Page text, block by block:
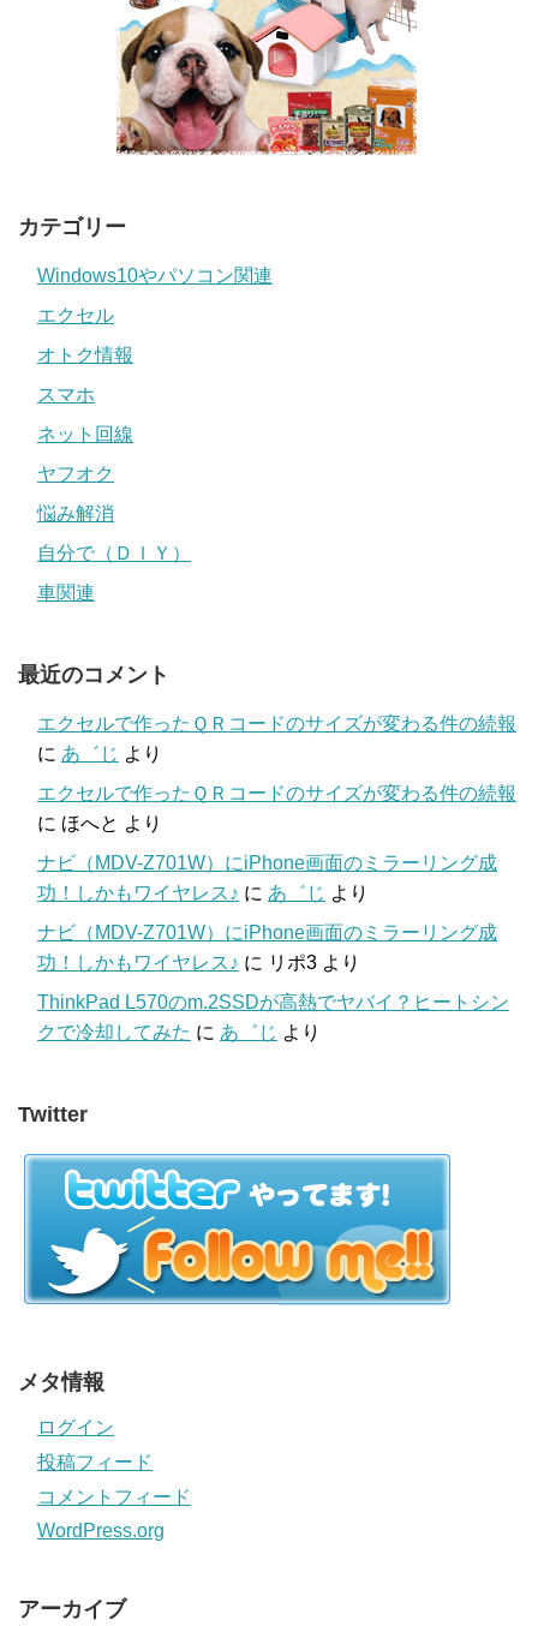
カテゴリー
Windows10やパソコン関連
エクセル
オトク情報
スマホ
ネット回線
ヤフオク
悩み解消
自分で（ＤＩＹ）
車関連
最近のコメント
エクセルで作ったＱＲコードのサイズが変わる件の続報
に あ゛じ より
エクセルで作ったＱＲコードのサイズが変わる件の続報
に ほへと より
ナビ（MDV-Z701W）にiPhone画面のミラーリング成
功！しかもワイヤレス♪ に あ゛じ より
ナビ（MDV-Z701W）にiPhone画面のミラーリング成
功！しかもワイヤレス♪ に リポ3 より
ThinkPad L570のm.2SSDが高熱でヤバイ？ヒートシン
クで冷却してみた に あ゛じ より
Twitter
メタ情報
ログイン
投稿フィード
コメントフィード
WordPress.org
アーカイブ